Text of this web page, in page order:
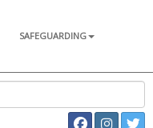
SAFEGUARDING